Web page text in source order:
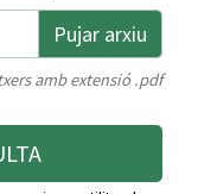
amb extensió .pdf